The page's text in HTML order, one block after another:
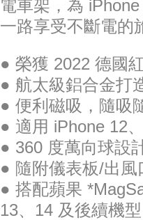
電車架，為
一路享受不斷電的
● 榮獲 2022 德國
● 航太級鋁合金打
● 便利磁吸，隨吸
● 適用 iPhone 12
● 360 度萬向球設
● 隨附儀表板/出
● 搭配蘋果
13、14 及後續機